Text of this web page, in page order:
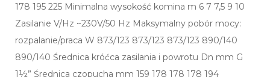
178 195 225 Minimalna wysokość komina m 6 7 7,5 9 10
Zasilanie V/Hz ~230V/50 Hz Maksymalny pobór mocy:
rozpalanie/praca W 873/123 873/123 873/123 890/140
890/140 Średnica króćca zasilania i powrotu Dn mm G
1½” Średnica czopucha mm 159 178 178 178 194